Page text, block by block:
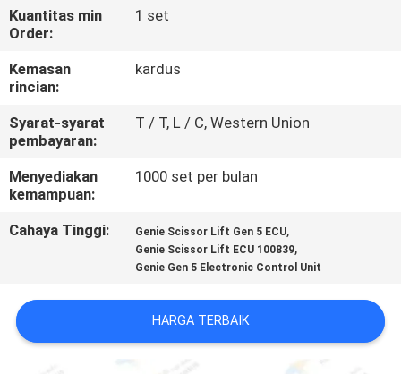
TUR
PABRIK
KUALITAS
HUBUNGI
KAMI
PERMINTAAN
PENAWARAN
Kuantitas min
Order:
1 set
Kemasan
rincian:
kardus
Syarat-syarat
pembayaran:
T / T, L / C, Western Union
Menyediakan
kemampuan:
1000 set per bulan
Cahaya Tinggi: Genie Scissor Lift Gen 5 ECU,
Genie Scissor Lift ECU 100839,
Genie Gen 5 Electronic Control Unit
HARGA TERBAIK